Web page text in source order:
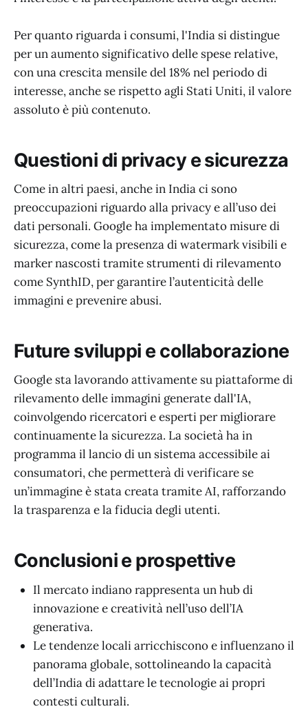
Per quanto riguarda i consumi, l'India si distingue
per un aumento significativo delle spese relative,
con una crescita mensile del 18% nel periodo di
interesse, anche se rispetto agli Stati Uniti, il valore
assoluto è più contenuto.
Questioni di privacy e sicurezza
Come in altri paesi, anche in India ci sono
preoccupazioni riguardo alla privacy e all’uso dei
dati personali. Google ha implementato misure di
sicurezza, come la presenza di watermark visibili e
marker nascosti tramite strumenti di rilevamento
come SynthID, per garantire l’autenticità delle
immagini e prevenire abusi.
Future sviluppi e collaborazione
Google sta lavorando attivamente su piattaforme di
rilevamento delle immagini generate dall'IA,
coinvolgendo ricercatori e esperti per migliorare
continuamente la sicurezza. La società ha in
programma il lancio di un sistema accessibile ai
consumatori, che permetterà di verificare se
un’immagine è stata creata tramite AI, rafforzando
la trasparenza e la fiducia degli utenti.
Conclusioni e prospettive
Il mercato indiano rappresenta un hub di
innovazione e creatività nell’uso dell’IA
generativa.
Le tendenze locali arricchiscono e influenzano il
panorama globale, sottolineando la capacità
dell’India di adattare le tecnologie ai propri
contesti culturali.